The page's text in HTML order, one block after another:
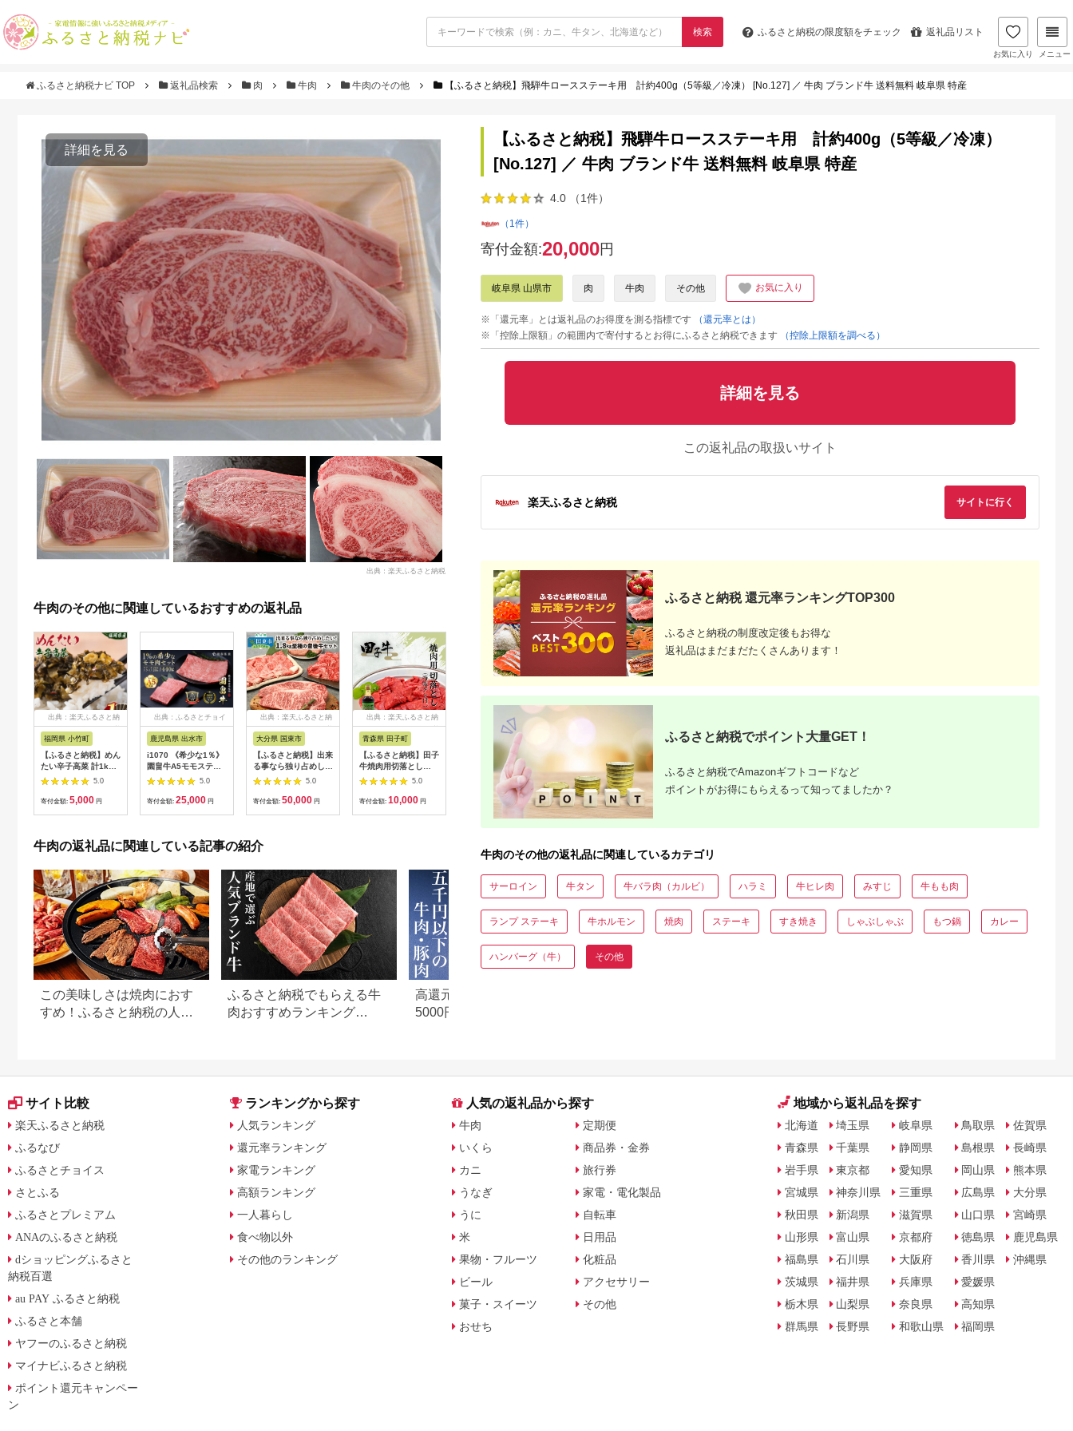
検索 ふるさと納税の限度額をチェック 返礼品リスト
お気に入り メニュー
ふるさと納税ナビ TOP 返礼品検索 肉 牛肉 牛肉のその他 【ふるさと納税】飛騨牛ロースステーキ用 計約400g（5等級／冷凍） [No.127] ／ 牛肉 ブランド牛 送料無料 岐阜県 特産
詳細を見る
出典：楽天ふるさと納税
牛肉のその他に関連しているおすすめの返礼品
出典：楽天ふるさと納
税
福岡県 小竹町
【ふるさと納税】めん
たい辛子高菜 計1kg
(200g×5p)《30日以内
に出荷予定(土日祝除
く)》 福岡県 小竹町
5.0
寄付金額: 5,000 円
出典：ふるさとチョイ
ス
鹿児島県 出水市
i1070 《希少な1％》
園畠牛A5モモステー
キ 3枚・240g＆モモ
スライス 200g セット
(計440g) 鹿児島県出
国産 九州産 A5 A5等
級 ブランド牛 冷凍 プ
園畠牛 【園畠畜産】
5.0
寄付金額: 25,000 円
出典：楽天ふるさと納
税
大分県 国東市
【ふるさと納税】出来
る事なら独り占めした
い！1.8kg至極の豊後
5.0
寄付金額: 50,000 円
出典：楽天ふるさと納
税
青森県 田子町
【ふるさと納税】田子
牛焼肉用切落とし
300g （特製タレ付
） お肉 牛肉 牧場
厳選 最上級 幻 信頼
5.0
寄付金額: 10,000 円
出典：楽天ふるさと納
【ふるさと納税】黒毛
和牛欲張りセット 切
り落とし 250g ハンバ
ーグ 120g 8個
5.0
12,000 円
出典：楽天ふるさと納
【ふるさと納税】【定
期便12回】お楽しみ
佐賀牛ざんまい：
C232-030
5.0
寄付金額: 232,000
宮崎県 都城市
牛 食べ比べ2種6点盛
- 肩ロースカレー用/牛
もも肉スライス(内も
010【宮崎県都城市は
日本一！】
鹿児島県 出水市
島県産黒豚しゃぶしゃ
ぶ・和牛ハンバーグセ
ット(黒豚肩ロース
御飯 おかず 【スーパ
ーよしだ】
しゃぶしゃぶ用 500g
原市 送料無料
牛肉の返礼品に関連している記事の紹介
この美味しさは焼肉におす
すめ！ふるさと納税の人気
ふるさと納税でもらえる牛
肉おすすめランキング
高還元率！ふるさと納税
5000円以下でおすすめ牛肉
【ふるさと納税】飛騨牛ロースステーキ用 計約400g（5等級／冷凍）
[No.127] ／ 牛肉 ブランド牛 送料無料 岐阜県 特産
4.0 （1件）
（1件）
寄付金額:20,000円
岐阜県 山県市 肉 牛肉 その他 お気に入り
※「還元率」とは返礼品のお得度を測る指標です
（還元率とは）
※「控除上限額」の範囲内で寄付するとお得にふるさと納税できます
（控除上限額を調べる）
詳細を見る
この返礼品の取扱いサイト
楽天ふるさと納税 サイトに行く
ふるさと納税 還元率ランキングTOP300
ふるさと納税の制度改定後もお得な
返礼品はまだまだたくさんあります！
ふるさと納税でポイント大量GET！
ふるさと納税でAmazonギフトコードなど
ポイントがお得にもらえるって知ってましたか？
牛肉のその他の返礼品に関連しているカテゴリ
サーロイン 牛タン 牛バラ肉（カルビ） ハラミ 牛ヒレ肉 みすじ 牛もも肉
ランプ ステーキ 牛ホルモン 焼肉 ステーキ すき焼き しゃぶしゃぶ もつ鍋 カレー
ハンバーグ（牛） その他
サイト比較
楽天ふるさと納税
ふるなび
ふるさとチョイス
さとふる
ふるさとプレミアム
ANAのふるさと納税
dショッピングふるさと
納税百選
au PAY ふるさと納税
ふるさと本舗
ヤフーのふるさと納税
マイナビふるさと納税
ポイント還元キャンペー
ン
ランキングから探す
人気ランキング
還元率ランキング
家電ランキング
高額ランキング
一人暮らし
食べ物以外
その他のランキング
人気の返礼品から探す
牛肉
いくら
カニ
うなぎ
うに
米
果物・フルーツ
ビール
菓子・スイーツ
おせち
定期便
商品券・金券
旅行券
家電・電化製品
自転車
日用品
化粧品
アクセサリー
その他
地域から返礼品を探す
北海道
青森県
岩手県
宮城県
秋田県
山形県
福島県
茨城県
栃木県
群馬県
埼玉県
千葉県
東京都
神奈川県
新潟県
富山県
石川県
福井県
山梨県
長野県
岐阜県
静岡県
愛知県
三重県
滋賀県
京都府
大阪府
兵庫県
奈良県
和歌山県
鳥取県
島根県
岡山県
広島県
山口県
徳島県
香川県
愛媛県
高知県
福岡県
佐賀県
長崎県
熊本県
大分県
宮崎県
鹿児島県
沖縄県